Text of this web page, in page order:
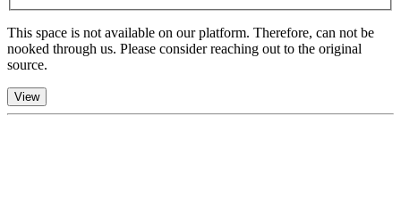
This space is not available on our platform. Therefore, can not be
nooked through us. Please consider reaching out to the original
source.
View